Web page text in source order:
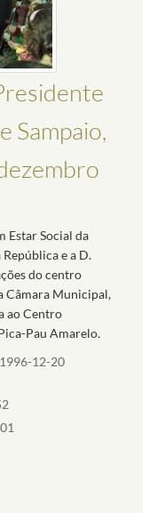
Sampaio,
Estar Social da
e a D.
do centro
Câmara Municipal,
ao Centro
Pau Amarelo.
12-20